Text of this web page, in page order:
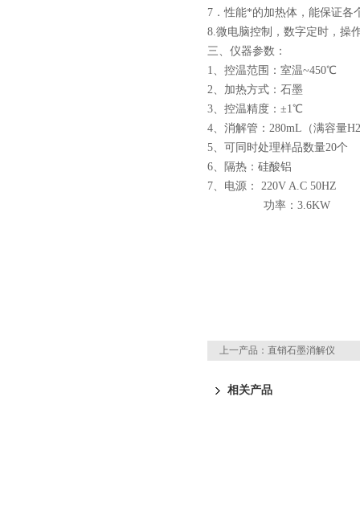
7．性能*的加热体，能保证各
8.微电脑控制，数字定时，操
三、仪器参数：
1、控温范围：室温~450℃
2、加热方式：石墨
3、控温精度：±1℃
4、消解管：280mL（满容量
5、可同时处理样品数量20个
6、隔热：硅酸铝
7、电源： 220V A.C 50HZ
功率：3.6KW
上一产品： 直销石墨消解仪
相关产品